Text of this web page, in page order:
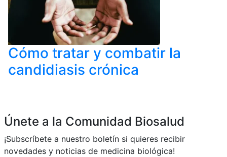
Cómo tratar y combatir la
candidiasis crónica
Únete a la Comunidad Biosalud
¡Subscríbete a nuestro boletín si quieres recibir
novedades y noticias de medicina biológica!